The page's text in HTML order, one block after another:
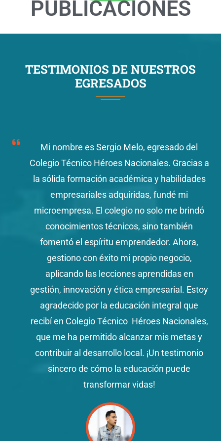
PUBLICACIONES
TESTIMONIOS DE NUESTROS
EGRESADOS
Mi nombre es Sergio Melo, egresado del
Colegio Técnico Héroes Nacionales. Gracias a
la sólida formación académica y habilidades
empresariales adquiridas, fundé mi
microempresa. El colegio no solo me brindó
conocimientos técnicos, sino también
fomentó el espíritu emprendedor. Ahora,
gestiono con éxito mi propio negocio,
aplicando las lecciones aprendidas en
gestión, innovación y ética empresarial. Estoy
agradecido por la educación integral que
recibí en Colegio Técnico Héroes Nacionales,
que me ha permitido alcanzar mis metas y
contribuir al desarrollo local. ¡Un testimonio
sincero de cómo la educación puede
transformar vidas!